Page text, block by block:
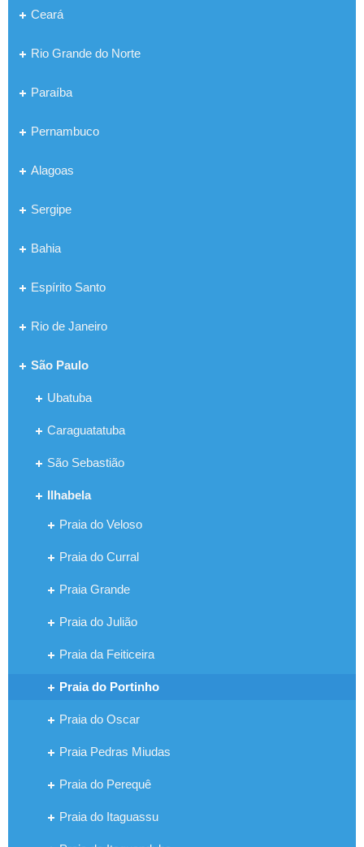
Ceará
Rio Grande do Norte
Paraíba
Pernambuco
Alagoas
Sergipe
Bahia
Espírito Santo
Rio de Janeiro
São Paulo
Ubatuba
Caraguatatuba
São Sebastião
Ilhabela
Praia do Veloso
Praia do Curral
Praia Grande
Praia do Julião
Praia da Feiticeira
Praia do Portinho
Praia do Oscar
Praia Pedras Miudas
Praia do Perequê
Praia do Itaguassu